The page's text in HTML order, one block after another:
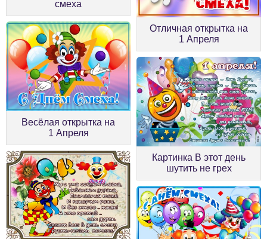
смеха
Отличная открытка на
1 Апреля
Весёлая открытка на
1 Апреля
Картинка В этот день
шутить не грех